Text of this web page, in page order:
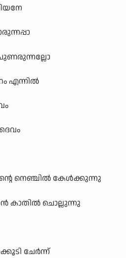
എന്നില്‍
നെഞ്ചില്‍ കേള്‍ക്കുന്നു
കാതില്‍ ചൊല്ലുന്നു
ചേര്‍ന്ന്